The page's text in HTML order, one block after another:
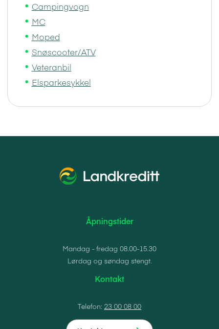
Campingvogn
MC
Moped
Snøscooter/ATV
Veteranbil
Elsparkesykkel
Åpningstider
Mandag - fredag 08.00-15.30
Lørdag og søndag stengt.
Kontakt
Telefon: 23 00 08 00